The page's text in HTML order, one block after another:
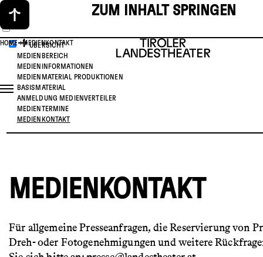
ZUM INHALT SPRINGEN
HOME MEDIENKONTAKT
MEDIENKONTAKT
Für allgemeine Presseanfragen, die Reservierung von
Dreh- oder Fotogenehmigungen und weitere
ÜBERSICHT
MEDIENBEREICH
MEDIENINFORMATIONEN
MEDIENMATERIAL PRODUKTIONEN
BASISMATERIAL
ANMELDUNG MEDIENVERTEILER
MEDIENTERMINE
MEDIENKONTAKT